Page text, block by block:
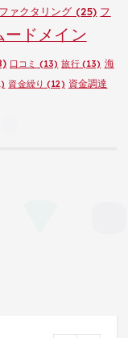
ファクタリング (25) フ
ードメイン
口コミ (13) 旅行(13) 海
資金繰り (12) 資金調達